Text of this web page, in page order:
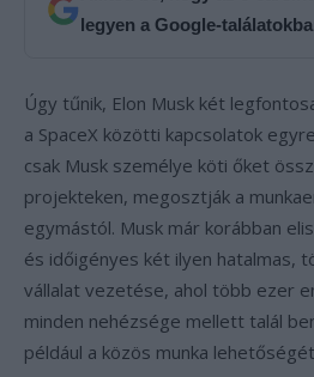
legyen a Google-
Úgy tűnik, Elon Musk két
a SpaceX közötti kapcsolatok
csak Musk személye köti őket
projekteken, megosztják a
egymástól. Musk már korábban
és időigényes két ilyen hatalmas,
vállalat vezetése, ahol több ezer
minden nehézsége mellett talál
például a közös munka